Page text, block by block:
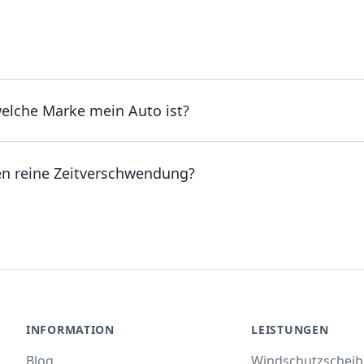
Marke mein Auto ist?
reine Zeitverschwendung?
INFORMATION LEISTUNGEN